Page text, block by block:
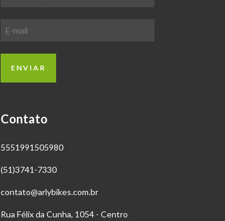
Contato
5551991505980
(51)3741-7330
contato@arlybikes.com.br
Rua Félix da Cunha, 1054 - Centro